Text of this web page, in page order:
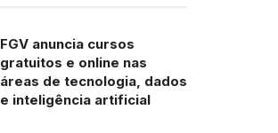
FGV anuncia cursos
gratuitos e online nas
áreas de tecnologia, dados
e inteligência artificial